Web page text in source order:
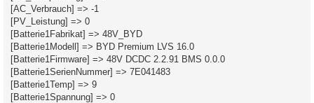
[AC_Verbrauch] => -1
[PV_Leistung] => 0
[Batterie1Fabrikat] => 48V_BYD
[Batterie1Modell] => BYD Premium LVS 16.0
[Batterie1Firmware] => 48V DCDC 2.2.91 BMS 0.0.0
[Batterie1SerienNummer] => 7E041483
[Batterie1Temp] => 9
[Batterie1Spannung] => 0